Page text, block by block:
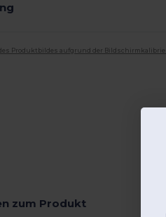
des Produktbildes aufgrund der
zum Produkt